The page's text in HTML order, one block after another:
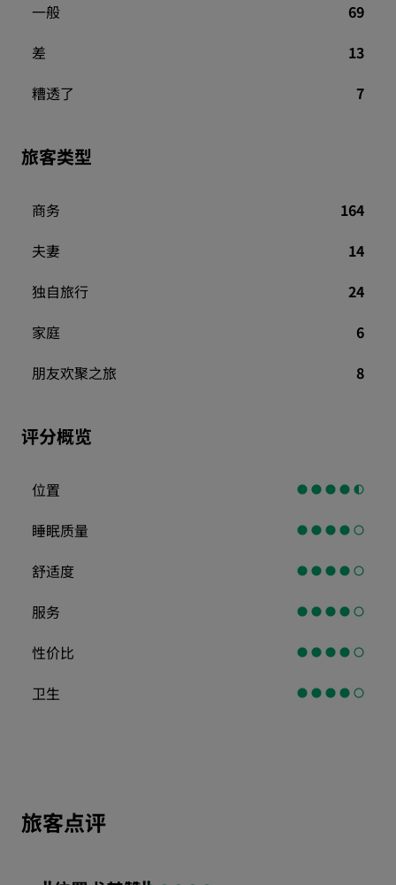
一般
69
差
13
糟透了
7
旅客类型
商务
164
夫妻
14
独自旅行
24
家庭
6
朋友欢聚之旅
8
评分概览
位置
睡眠质量
舒适度
服务
性价比
卫生
旅客点评